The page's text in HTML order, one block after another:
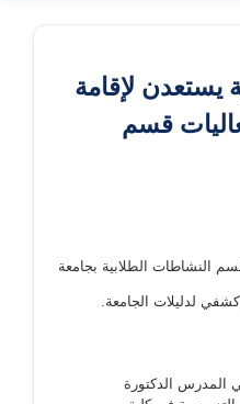
يستعدن لإقامة
قسم
النشاطات الطلابية بجامعة
لدليلات الجامعة.
الدكتورة